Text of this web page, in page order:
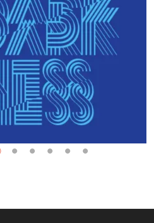
Par / By Ursula K. Le Guin